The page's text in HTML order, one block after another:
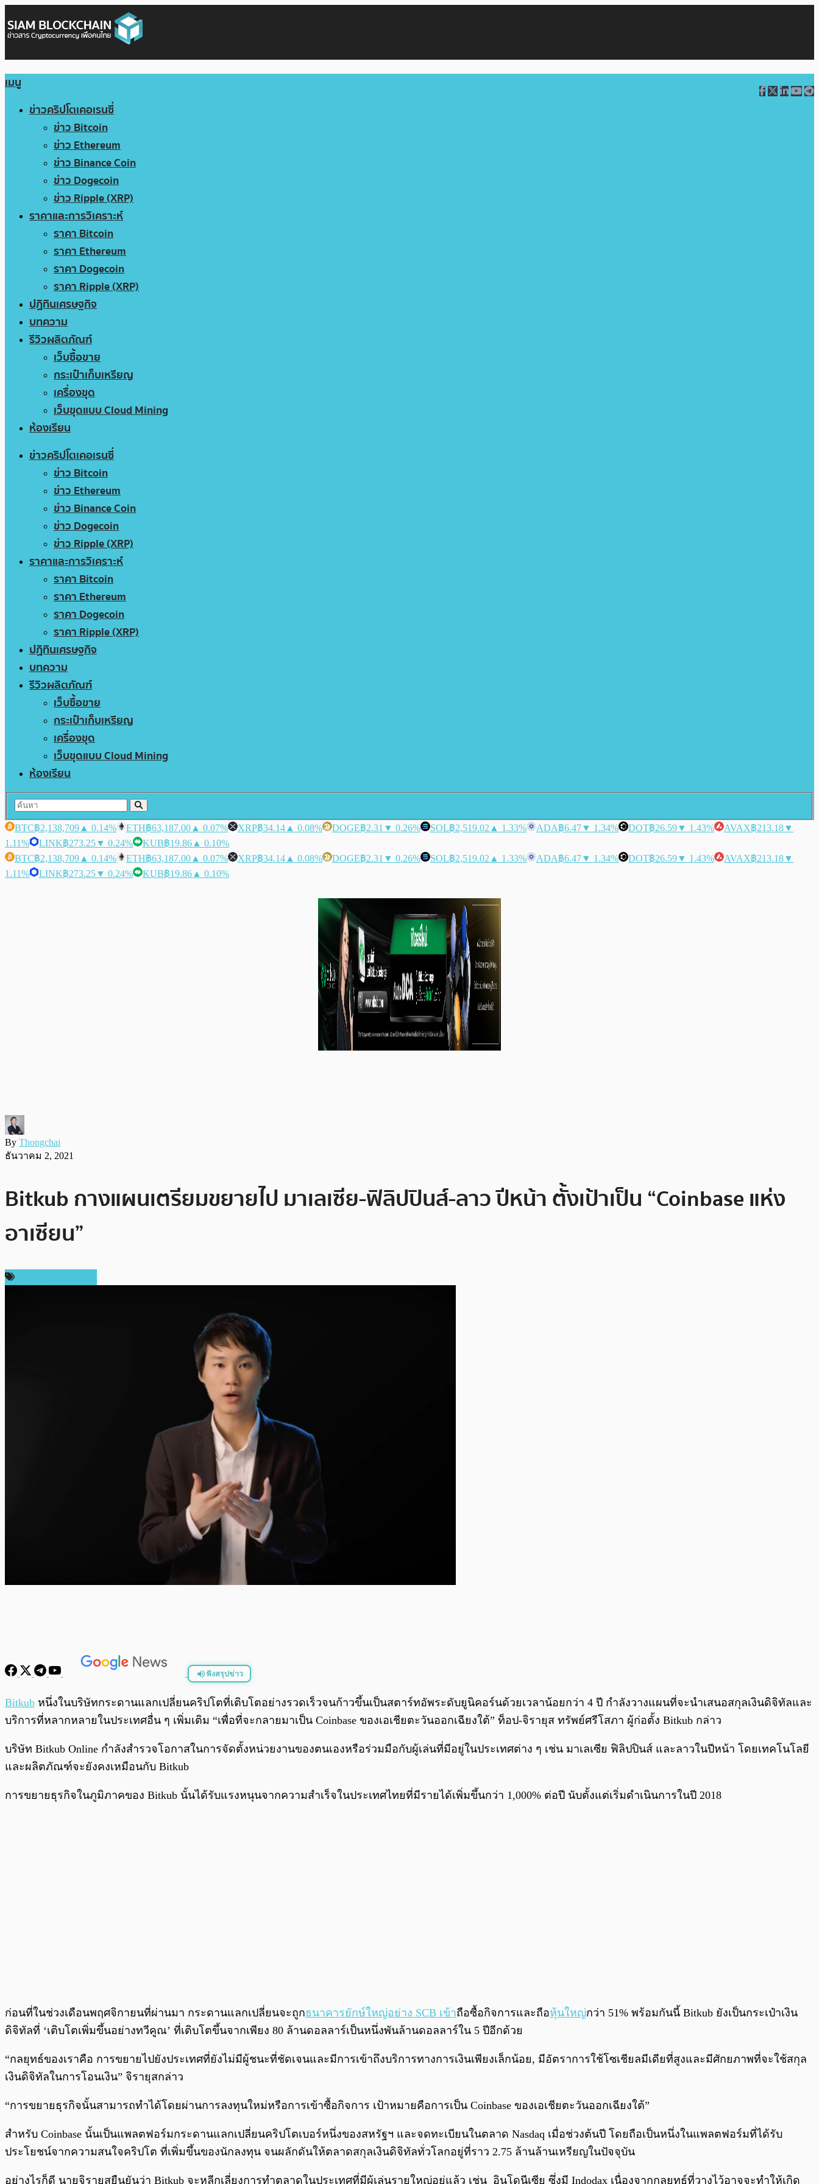
เมนู
ข่าวคริปโตเคอเรนซี่
ข่าว Bitcoin
ข่าว Ethereum
ข่าว Binance Coin
ข่าว Dogecoin
ข่าว Ripple (XRP)
ราคาและการวิเคราะห์
ราคา Bitcoin
ราคา Ethereum
ราคา Dogecoin
ราคา Ripple (XRP)
ปฏิทินเศรษฐกิจ
บทความ
รีวิวผลิตภัณฑ์
เว็บซื้อขาย
กระเป๋าเก็บเหรียญ
เครื่องขุด
เว็บขุดแบบ Cloud Mining
ห้องเรียน
ข่าวคริปโตเคอเรนซี่
ข่าว Bitcoin
ข่าว Ethereum
ข่าว Binance Coin
ข่าว Dogecoin
ข่าว Ripple (XRP)
ราคาและการวิเคราะห์
ราคา Bitcoin
ราคา Ethereum
ราคา Dogecoin
ราคา Ripple (XRP)
ปฏิทินเศรษฐกิจ
บทความ
รีวิวผลิตภัณฑ์
เว็บซื้อขาย
กระเป๋าเก็บเหรียญ
เครื่องขุด
เว็บขุดแบบ Cloud Mining
ห้องเรียน
BTC฿2,138,709 ▲ 0.14% ETH฿63,187.00 ▲ 0.07% XRP฿34.14 ▲ 0.08% DOGE฿2.31 ▼ 0.26% SOL฿2,519.02 ▲ 1.33% ADA฿6.47▼ 1.34% DOT฿26.59▼ 1.43% AVAX฿213.18▼
1.11%
LINK฿273.25▼ 0.24% KUB฿19.86 ▲ 0.10%
BTC฿2,138,709 ▲ 0.14% ETH฿63,187.00 ▲ 0.07% XRP฿34.14 ▲ 0.08% DOGE฿2.31 ▼ 0.26% SOL฿2,519.02 ▲ 1.33% ADA฿6.47▼ 1.34% DOT฿26.59▼ 1.43% AVAX฿213.18▼
1.11%
LINK฿273.25▼ 0.24% KUB฿19.86 ▲ 0.10%
By Thongchai
ธันวาคม 2, 2021
Bitkub กางแผนเตรียมขยายไป มาเลเซีย-ฟิลิปปินส์-ลาว ปีหน้า ตั้งเป้าเป็น “Coinbase แห่ง
อาเซียน”
ฟังสรุปข่าว
พร้อมเล่น / 0:00
Bitkub หนึ่งในบริษัทกระดานแลกเปลี่ยนคริปโตที่เติบโตอย่างรวดเร็วจนก้าวขึ้นเป็นสตาร์ทอัพระดับยูนิคอร์นด้วยเวลาน้อยกว่า 4 ปี กำลังวางแผนที่จะนำเสนอสกุลเงินดิจิทัลและ
บริการที่หลากหลายในประเทศอื่น ๆ เพิ่มเติม “เพื่อที่จะกลายมาเป็น Coinbase ของเอเชียตะวันออกเฉียงใต้” ท็อป-จิรายุส ทรัพย์ศรีโสภา ผู้ก่อตั้ง Bitkub กล่าว
บริษัท Bitkub Online กำลังสำรวจโอกาสในการจัดตั้งหน่วยงานของตนเองหรือร่วมมือกับผู้เล่นที่มีอยู่ในประเทศต่าง ๆ เช่น มาเลเซีย ฟิลิปปินส์ และลาวในปีหน้า โดยเทคโนโลยี
และผลิตภัณฑ์จะยังคงเหมือนกับ Bitkub
การขยายธุรกิจในภูมิภาคของ Bitkub นั้นได้รับแรงหนุนจากความสำเร็จในประเทศไทยที่มีรายได้เพิ่มขึ้นกว่า 1,000% ต่อปี นับตั้งแต่เริ่มดำเนินการในปี 2018
ก่อนที่ในช่วงเดือนพฤศจิกายนที่ผ่านมา กระดานแลกเปลี่ยนจะถูกธนาคารยักษ์ใหญ่อย่าง SCB เข้าถือซื้อกิจการและถือหุ้นใหญ่กว่า 51% พร้อมกันนี้ Bitkub ยังเป็นกระเป๋าเงิน
ดิจิทัลที่ ‘เติบโตเพิ่มขึ้นอย่างทวีคูณ’ ที่เติบโตขึ้นจากเพียง 80 ล้านดอลลาร์เป็นหนึ่งพันล้านดอลลาร์ใน 5 ปีอีกด้วย
“กลยุทธ์ของเราคือ การขยายไปยังประเทศที่ยังไม่มีผู้ชนะที่ชัดเจนและมีการเข้าถึงบริการทางการเงินเพียงเล็กน้อย, มีอัตราการใช้โซเชียลมีเดียที่สูงและมีศักยภาพที่จะใช้สกุล
เงินดิจิทัลในการโอนเงิน” จิรายุสกล่าว
“การขยายธุรกิจนั้นสามารถทำได้โดยผ่านการลงทุนใหม่หรือการเข้าซื้อกิจการ เป้าหมายคือการเป็น Coinbase ของเอเชียตะวันออกเฉียงใต้”
สำหรับ Coinbase นั้นเป็นแพลตฟอร์มกระดานแลกเปลี่ยนคริปโตเบอร์หนึ่งของสหรัฐฯ และจดทะเบียนในตลาด Nasdaq เมื่อช่วงต้นปี โดยถือเป็นหนึ่งในแพลตฟอร์มที่ได้รับ
ประโยชน์จากความสนใจคริปโต ที่เพิ่มขึ้นของนักลงทุน จนผลักดันให้ตลาดสกุลเงินดิจิทัลทั่วโลกอยู่ที่ราว 2.75 ล้านล้านเหรียญในปัจจุบัน
อย่างไรก็ดี นายจิรายุสยืนยันว่า Bitkub จะหลีกเลี่ยงการทำตลาดในประเทศที่มีผู้เล่นรายใหญ่อยู่แล้ว เช่น อินโดนีเซีย ซึ่งมี Indodax เนื่องจากกลยุทธ์ที่วางไว้อาจจะทำให้เกิด